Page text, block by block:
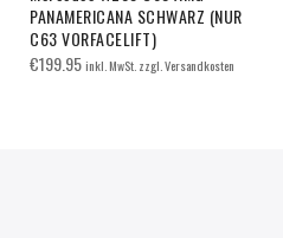
PANAMERICANA SCHWARZ (NUR
C63 VORFACELIFT)
€199.95inkl. MwSt. zzgl. Versandkosten